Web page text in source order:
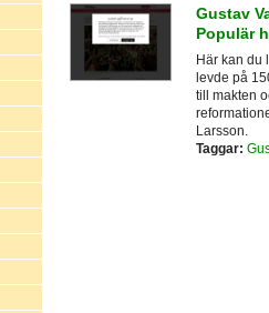
Gustav
Populär
Här kan du
levde på
till makten
Larsson.
Taggar: